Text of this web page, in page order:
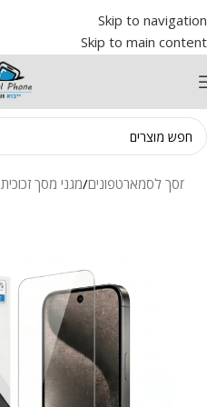
Skip to navigation
Skip to main content
מסך לסמארטפונים/מגני מסך זכוכית 0.2/0.3 מ"מ